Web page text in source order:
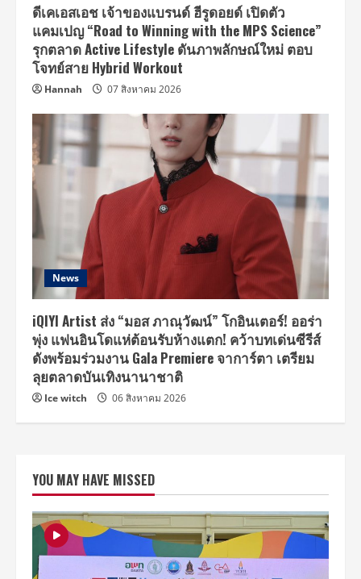
ดีเคเอสเอช เจ้าของแบรนด์ ฮีรูดอยด์ เปิดตัว
แคมเปญ “Road to Winning with the MPS Science”
รุกตลาด Active Lifestyle ดันภาพลักษณ์ใหม่ ตอบ
โจทย์สาย Hybrid Workout
Hannah 07 สิงหาคม 2026
News
iQIYI Artist ส่ง “มอส ภาณุวัฒน์” โกอินเตอร์! ออร่า
พุ่ง แฟนอินโดแห่ต้อนรับห้างแตก! คว้าบทเด่นซีรีส์
ดังพร้อมร่วมงาน Gala Premiere จาการ์ตา เตรียม
ลุยตลาดบันเทิงนานาชาติ
Ice witch 06 สิงหาคม 2026
YOU MAY HAVE MISSED